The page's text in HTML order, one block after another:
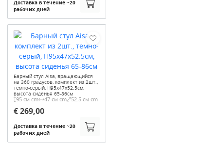
Доставка в течение ~20
рабочих дней
Барный стул Aisa, вращающийся
на 360 градусов, комплект из 2шт.,
темно-серый, H95x47x52.5см,
высота сиденья 65-86см
95 см cm 47 см cm 52.5 см cm
€ 269,00
Доставка в течение ~20
рабочих дней